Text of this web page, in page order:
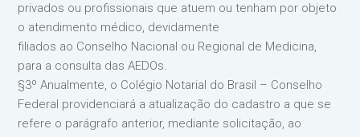
privados ou profissionais que atuem ou tenham por objeto
o atendimento médico, devidamente
filiados ao Conselho Nacional ou Regional de Medicina,
para a consulta das AEDOs.
§3º Anualmente, o Colégio Notarial do Brasil – Conselho
Federal providenciará a atualização do cadastro a que se
refere o parágrafo anterior, mediante solicitação, ao